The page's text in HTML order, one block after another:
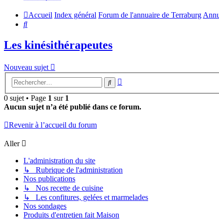
Accueil Index général Forum de l'annuaire de Terraburg
Rechercher
Les kinésithérapeutes
Nouveau sujet
Rechercher
0 sujet • Page 1 sur 1
Aucun sujet n’a été publié dans ce forum.
Revenir à l’accueil du forum
Aller
L'administration du site
↳ Rubrique de l'administration
Nos publications
↳ Nos recette de cuisine
↳ Les confitures, gelées et marmelades
Nos sondages
Produits d'entretien fait Maison